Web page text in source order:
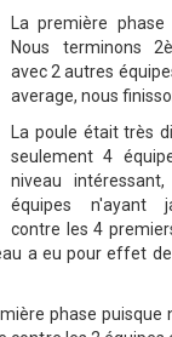
La première
Nous terminons
avec 2 autres
average, nous
La poule était très
seulement 4
niveau
équipes n'ayant
contre les 4
a eu pour effet
phase puisque